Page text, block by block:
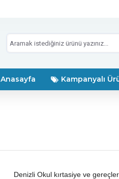
Anasayfa Kampanyalı
Denizli Okul kırtasiye ve